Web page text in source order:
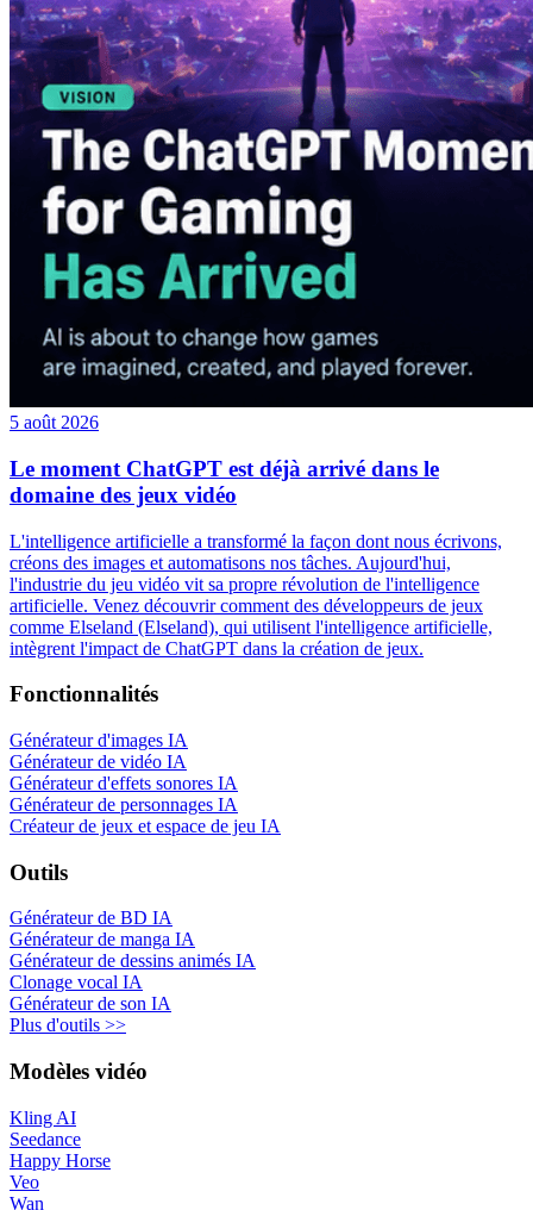
5 août 2026
Le moment ChatGPT est déjà arrivé dans le
domaine des jeux vidéo
L'intelligence artificielle a transformé la façon dont nous écrivons,
créons des images et automatisons nos tâches. Aujourd'hui,
l'industrie du jeu vidéo vit sa propre révolution de l'intelligence
artificielle. Venez découvrir comment des développeurs de jeux
comme Elseland (Elseland), qui utilisent l'intelligence artificielle,
intègrent l'impact de ChatGPT dans la création de jeux.
Fonctionnalités
Générateur d'images IA
Générateur de vidéo IA
Générateur d'effets sonores IA
Générateur de personnages IA
Créateur de jeux et espace de jeu IA
Outils
Générateur de BD IA
Générateur de manga IA
Générateur de dessins animés IA
Clonage vocal IA
Générateur de son IA
Plus d'outils >>
Modèles vidéo
Kling AI
Seedance
Happy Horse
Veo
Wan